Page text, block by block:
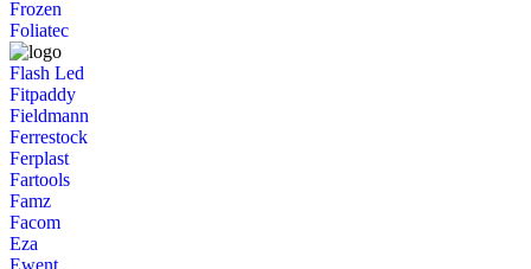
Frozen
Foliatec
Flash Led
Fitpaddy
Fieldmann
Ferrestock
Ferplast
Fartools
Famz
Facom
Eza